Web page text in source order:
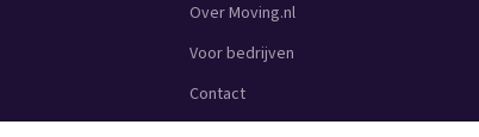
Over Moving.nl
Voor bedrijven
Contact